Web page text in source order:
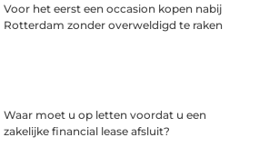
Voor het eerst een occasion kopen nabij
Rotterdam zonder overweldigd te raken
Waar moet u op letten voordat u een
zakelijke financial lease afsluit?